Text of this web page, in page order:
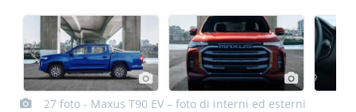
27 foto - Maxus T90 EV – foto di interni ed esterni